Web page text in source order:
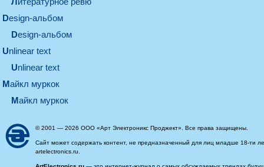
design-альбом
design-альбом
unlinear text
Unlinear text
майкл муркок
майкл муркок
© 2001 — 2026 ООО «Арт Электроникс Проджект». Все права защищены.
Сайт может содержать контент, не предназначенный для лиц младше 18-ти
artelectronics.ru.